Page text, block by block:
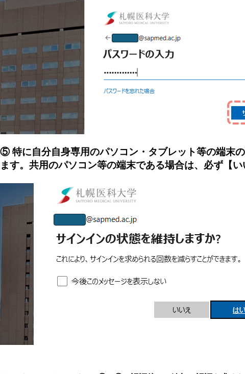
⑤ 特に自分自身専用のパソコン・タブレット等の端末
ます。共用のパソコン等の端末である場合は、必ず【い